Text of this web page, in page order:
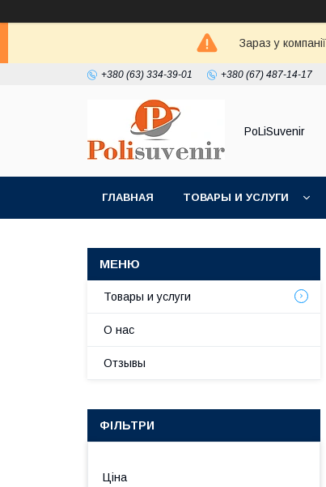
Зараз у
+380 (63) 334-39-01 +380 (67) 487-14-17
PoLiSuvenir
ГЛАВНАЯ ТОВАРЫ И УСЛУГИ
Товары и услуги
О нас
Отзывы
ФІЛЬТРИ
Ціна